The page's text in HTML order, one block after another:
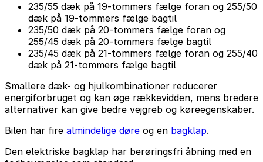
235/55 dæk på 19-tommers fælge foran og 255/50
dæk på 19-tommers fælge bagtil
235/50 dæk på 20-tommers fælge foran og
255/45 dæk på 20-tommers fælge bagtil
235/45 dæk på 21-tommers fælge foran og 255/40
dæk på 21-tommers fælge bagtil
Smallere dæk- og hjulkombinationer reducerer
energiforbruget og kan øge rækkevidden, mens bredere
alternativer kan give bedre vejgreb og køreegenskaber.
Bilen har fire almindelige døre og en bagklap.
Den elektriske bagklap har berøringsfri åbning med en